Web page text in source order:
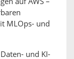
MLOps- und
und KI-